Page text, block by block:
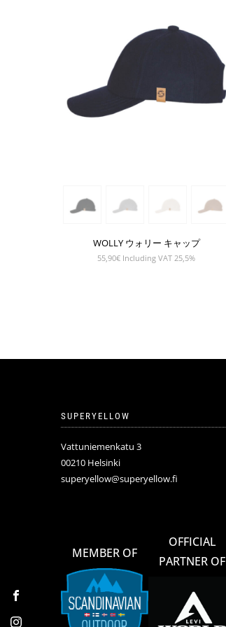
WOLLY ウォリー キャップ
55,90€ Including VAT 25,5%
SUPERYELLOW
Vattuniemenkatu 3
00210 Helsinki
superyellow@superyellow.fi
MEMBER OF
OFFICIAL
PARTNER OF
Facebook
Instagram